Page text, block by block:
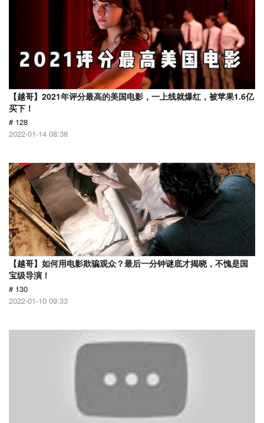
【越哥】2021年评分最高的美国电影，一上线就爆红，被苹果1.6亿
买下！
# 128
2022-01-14 08:38
【越哥】如何用电影欺骗观众？最后一分钟谜底才揭晓，不愧是国
宝级导演！
# 130
2022-01-10 09:33